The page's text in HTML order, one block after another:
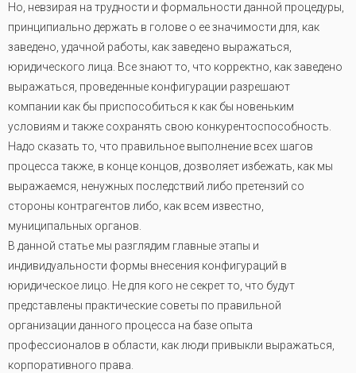
Но, невзирая на трудности и формальности данной процедуры,
принципиально держать в голове о ее значимости для, как
заведено, удачной работы, как заведено выражаться,
юридического лица. Все знают то, что корректно, как заведено
выражаться, проведенные конфигурации разрешают
компании как бы приспособиться к как бы новеньким
условиям и также сохранять свою конкурентоспособность.
Надо сказать то, что правильное выполнение всех шагов
процесса также, в конце концов, дозволяет избежать, как мы
выражаемся, ненужных последствий либо претензий со
стороны контрагентов либо, как всем известно,
муниципальных органов.
В данной статье мы разглядим главные этапы и
индивидуальности формы внесения конфигураций в
юридическое лицо. Не для кого не секрет то, что будут
представлены практические советы по правильной
организации данного процесса на базе опыта
профессионалов в области, как люди привыкли выражаться,
корпоративного права.